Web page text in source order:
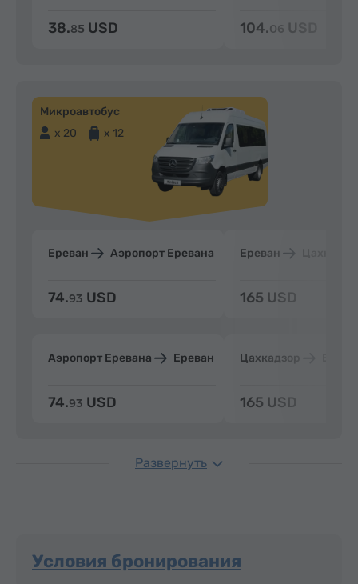
38.85 USD 104.06 USD
Микроавтобус
x 20
x 12
Ереван Аэропорт Еревана
74.93 USD
Аэропорт Еревана Ереван
74.93 USD
Ереван
165 USD
Цахкадзор
165 USD
Развернуть
Условия бронирования